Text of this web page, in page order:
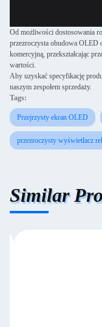
Od możliwości dostosowania
przezroczysta obudowa
komercyjną, przekształcając
wartości.
Aby uzyskać specyfikację
naszym zespołem sprzedaży.
Tags:
Przejrzysty ekran OLED
przezroczysty wyświetlacz
Similar